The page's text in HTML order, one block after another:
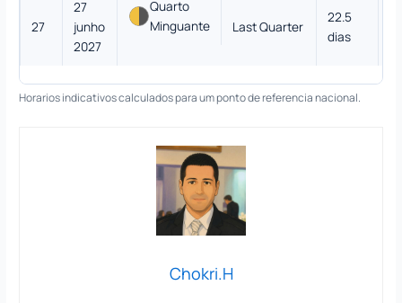
27
27
junho
2027
Quarto
Minguante
Last Quarter
22.5
dias
Horarios indicativos calculados para um ponto de referencia nacional.
Chokri.H